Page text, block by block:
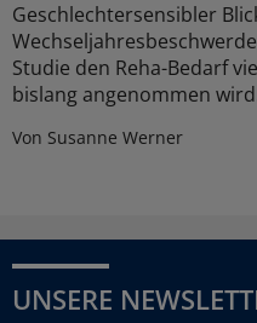
Geschlechtersensibler
Studie den Reha-Bedarf
bislang angenommen
Von Susanne Werner
UNSERE